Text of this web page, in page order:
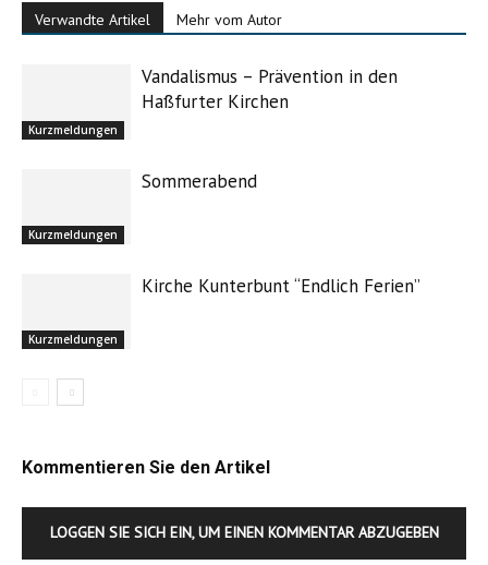
Verwandte Artikel Mehr vom Autor
Kurzmeldungen
Vandalismus – Prävention in den
Haßfurter Kirchen
Kurzmeldungen
Sommerabend
Kurzmeldungen
Kirche Kunterbunt “Endlich Ferien”
Kommentieren Sie den Artikel
LOGGEN SIE SICH EIN, UM EINEN KOMMENTAR ABZUGEBEN